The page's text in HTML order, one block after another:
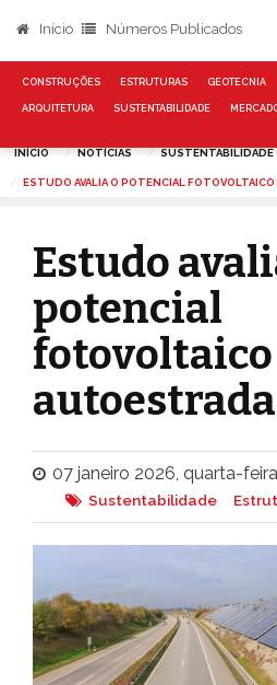
Início Números Publicados
CONSTRUÇÕES ESTRUTURAS GEOTECNIA
ARQUITETURA SUSTENTABILIDADE
INÍCIO NOTÍCIAS SUSTENTABILIDADE
ESTUDO AVALIA O POTENCIAL
Estudo
potencial
fotovoltaico
07 janeiro 2026, quarta-feira
Sustentabilidade